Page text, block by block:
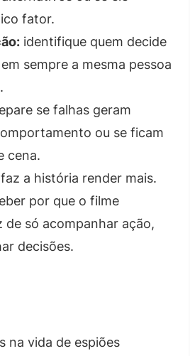
fator.
identifique quem decide
sempre a mesma pessoa
se falhas geram
ou se ficam
cena.
a história render mais.
por que o filme
de só acompanhar ação,
decisões.
na vida de espiões